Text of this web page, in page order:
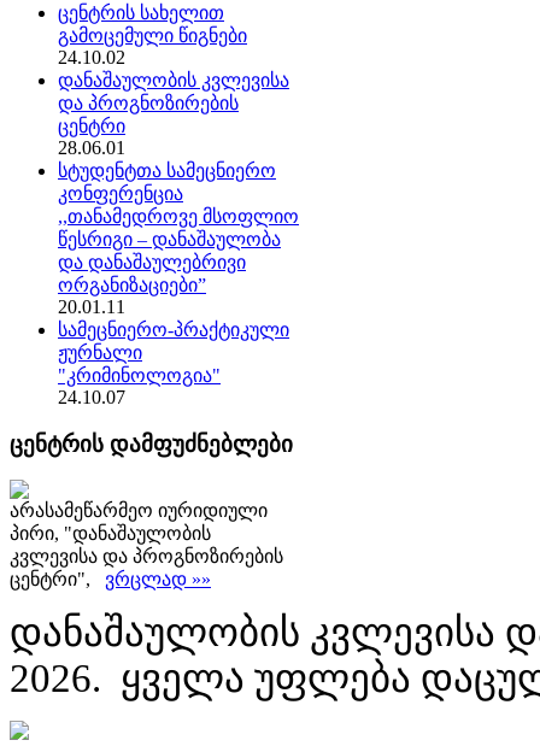
ცენტრის სახელით
გამოცემული წიგნები
24.10.02
დანაშაულობის კვლევისა
და პროგნოზირების
ცენტრი
28.06.01
სტუდენტთა სამეცნიერო
კონფერენცია
,,თანამედროვე მსოფლიო
წესრიგი – დანაშაულობა
და დანაშაულებრივი
ორგანიზაციები”
20.01.11
სამეცნიერო-პრაქტიკული
ჟურნალი
"კრიმინოლოგია"
24.10.07
ცენტრის დამფუძნებლები
არასამეწარმეო იურიდიული
პირი, "დანაშაულობის
კვლევისა და პროგნოზირების
ცენტრი", ვრცლად »»
დანაშაულობის კვლევისა
2026. ყველა უფლება